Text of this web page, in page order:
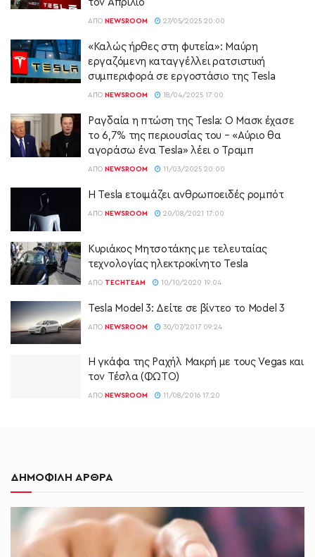
τον Απρίλιο
ΑΠΌ NEWSROOM 27/05/2025 20:00
«Καλώς ήρθες στη φυτεία»: Μαύρη
εργαζόμενη καταγγέλλει ρατσιστική
συμπεριφορά σε εργοστάσιο της Tesla
ΑΠΌ NEWSROOM 18/04/2025 17:00
Ραγδαία η πτώση της Tesla: O Μασκ έχασε
το 6,7% της περιουσίας του – «Αύριο θα
αγοράσω ένα Tesla» λέει ο Τραμπ
ΑΠΌ NEWSROOM 11/03/2025 20:00
Η Tesla ετοιμάζει ανθρωποειδές ρομπότ
ΑΠΌ NEWSROOM 20/08/2021 17:00
Κυριάκος Μητσοτάκης με τελευταίας
τεχνολογίας ηλεκτροκίνητο Tesla
ΑΠΌ TECHTEAM 10/10/2020 19:04
Tesla Model 3: Δείτε σε βίντεο το Model 3
ΑΠΌ NEWSROOM 30/07/2017 09:24
Η γκάφα της Ραχήλ Μακρή με τους Vegas και
τον Τέσλα (ΦΩΤΟ)
ΑΠΌ NEWSROOM 11/08/2016 17:20
ΔΗΜΟΦΙΛΗ ΑΡΘΡΑ